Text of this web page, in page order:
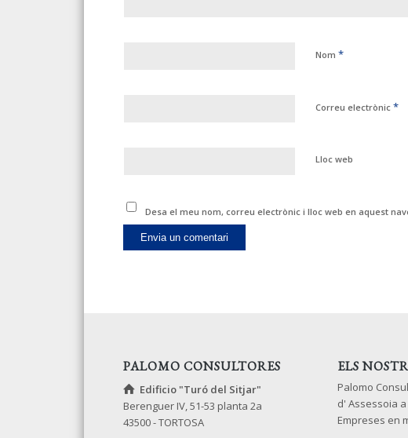
Nom *
Correu electrònic *
Lloc web
Desa el meu nom, correu electrònic i lloc web en aquest
PALOMO CONSULTORES
Edificio "Turó del Sitjar"
Berenguer IV, 51-53 planta 2a
43500 - TORTOSA
ELS
Palomo
d' Assessoia
Empreses en